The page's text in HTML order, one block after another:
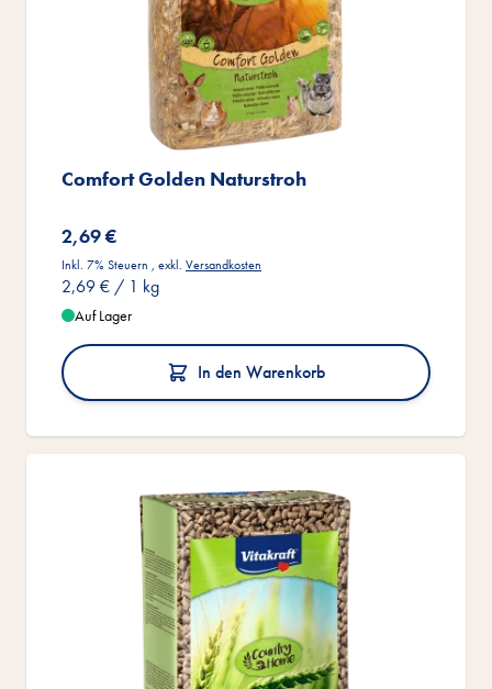
Comfort Golden Naturstroh
2,69 €
Inkl. 7% Steuern , exkl. Versandkosten
2,69 € / 1 kg
Auf Lager
In den Warenkorb